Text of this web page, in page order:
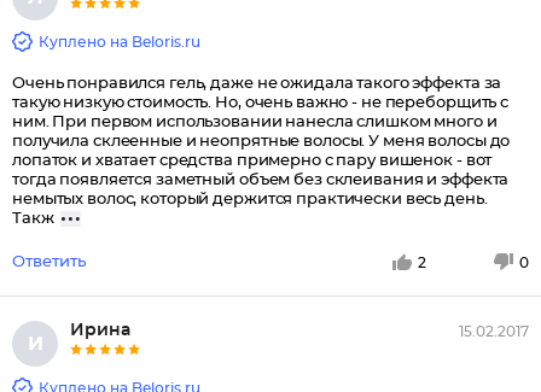
Куплено на Beloris.ru
Очень понравился гель, даже не ожидала такого эффекта за
такую низкую стоимость. Но, очень важно - не переборщить с
ним. При первом использовании нанесла слишком много и
получила склеенные и неопрятные волосы. У меня волосы до
лопаток и хватает средства примерно с пару вишенок - вот
тогда появляется заметный объем без склеивания и эффекта
немытых волос, который держится практически весь день.
Такж
Ответить 2 0
И
Ирина 15.02.2017
Куплено на Beloris.ru